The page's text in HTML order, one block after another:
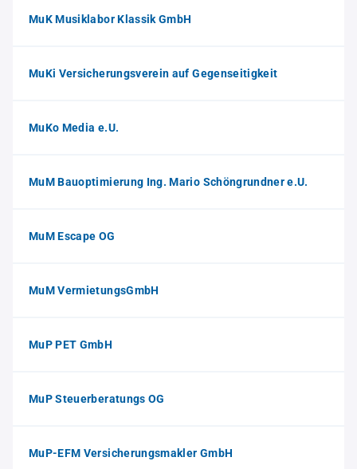
MuK Musiklabor Klassik GmbH
MuKi Versicherungsverein auf Gegenseitigkeit
MuKo Media e.U.
MuM Bauoptimierung Ing. Mario Schöngrundner e.U.
MuM Escape OG
MuM VermietungsGmbH
MuP PET GmbH
MuP Steuerberatungs OG
MuP-EFM Versicherungsmakler GmbH